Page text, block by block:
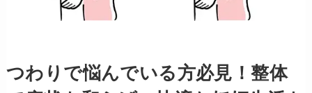
つわりで悩んでいる方必見！整体